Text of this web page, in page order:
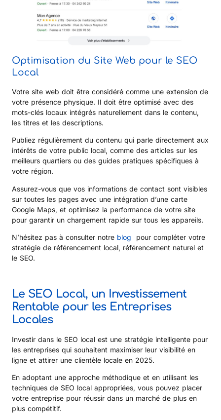
Optimisation du Site Web pour le SEO
Local
Votre site web doit être considéré comme une extension de
votre présence physique. Il doit être optimisé avec des
mots-clés locaux intégrés naturellement dans le contenu,
les titres et les descriptions.
Publiez régulièrement du contenu qui parle directement aux
intérêts de votre public local, comme des articles sur les
meilleurs quartiers ou des guides pratiques spécifiques à
votre région.
Assurez-vous que vos informations de contact sont visibles
sur toutes les pages avec une intégration d’une carte
Google Maps, et optimisez la performance de votre site
pour garantir un chargement rapide sur tous les appareils.
N’hésitez pas à consulter notre blog pour compléter votre
stratégie de référencement local, référencement naturel et
le SEO.
Le SEO Local, un Investissement
Rentable pour les Entreprises
Locales
Investir dans le SEO local est une stratégie intelligente pour
les entreprises qui souhaitent maximiser leur visibilité en
ligne et attirer une clientèle locale en 2025.
En adoptant une approche méthodique et en utilisant les
techniques de SEO local appropriées, vous pouvez placer
votre entreprise pour réussir dans un marché de plus en
plus compétitif.